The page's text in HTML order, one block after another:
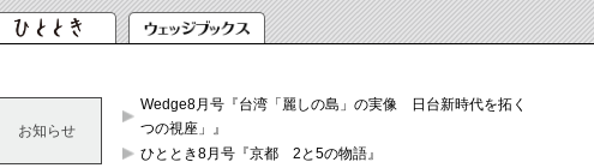
お知らせ
Wedge8月号『台湾「麗しの島」の実像 日台新時代を拓く「3
つの視座」』
ひととき8月号『京都 2と5の物語』